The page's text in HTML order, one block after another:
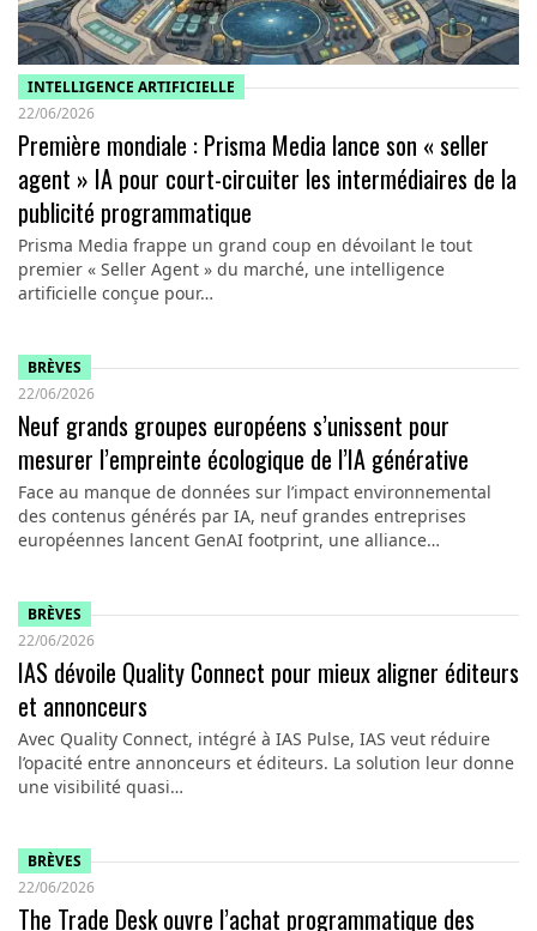
INTELLIGENCE ARTIFICIELLE
22/06/2026
Première mondiale : Prisma Media lance son « seller
agent » IA pour court-circuiter les intermédiaires de la
publicité programmatique
Prisma Media frappe un grand coup en dévoilant le tout
premier « Seller Agent » du marché, une intelligence
artificielle conçue pour…
BRÈVES
22/06/2026
Neuf grands groupes européens s’unissent pour
mesurer l’empreinte écologique de l’IA générative
Face au manque de données sur l’impact environnemental
des contenus générés par IA, neuf grandes entreprises
européennes lancent GenAI footprint, une alliance…
BRÈVES
22/06/2026
IAS dévoile Quality Connect pour mieux aligner éditeurs
et annonceurs
Avec Quality Connect, intégré à IAS Pulse, IAS veut réduire
l’opacité entre annonceurs et éditeurs. La solution leur donne
une visibilité quasi…
BRÈVES
22/06/2026
The Trade Desk ouvre l’achat programmatique des